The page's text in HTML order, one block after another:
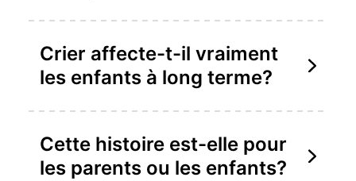
Crier affecte-t-il vraiment
les enfants à long terme?
Cette histoire est-elle pour
les parents ou les enfants?